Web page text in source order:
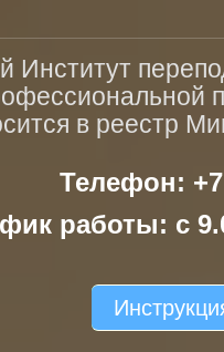
в реестр
Телефон: +7
работы: с